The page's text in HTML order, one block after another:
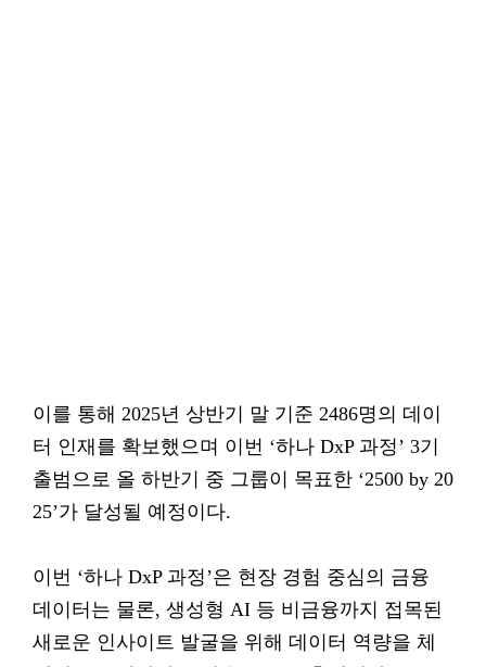
이를 통해 2025년 상반기 말 기준 2486명의 데이
터 인재를 확보했으며 이번 ‘하나 DxP 과정’ 3기
출범으로 올 하반기 중 그룹이 목표한 ‘2500 by 20
25’가 달성될 예정이다.
이번 ‘하나 DxP 과정’은 현장 경험 중심의 금융
데이터는 물론, 생성형 AI 등 비금융까지 접목된
새로운 인사이트 발굴을 위해 데이터 역량을 체